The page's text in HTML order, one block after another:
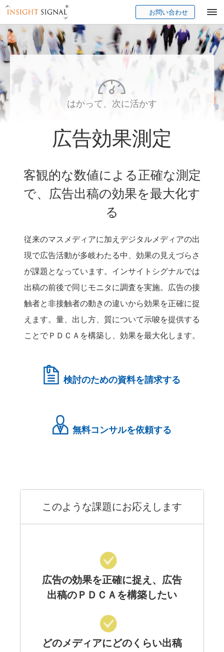
Insight Signal
お問い合わせ
はかって、次に活かす
広告効果測定
客観的な数値による正確な測定
で、広告出稿の効果を最大化す
る
従来のマスメディアに加えデジタルメディアの出
現で広告活動が多岐わたる中、効果の見えづらさ
が課題となっています。インサイトシグナルでは
出稿の前後で同じモニタに調査を実施。広告の接
触者と非接触者の動きの違いから効果を正確に捉
えます。量、出し方、質について示唆を提供する
ことでＰＤＣＡを構築し、効果を最大化します。
検討のための資料を請求する
無料コンサルを依頼する
このような課題にお応えします
広告の効果を正確に捉え、広告
出稿のＰＤＣＡを構築したい
どのメディアにどのくらい出稿